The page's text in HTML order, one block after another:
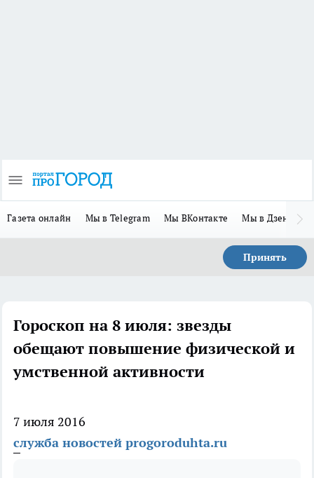
Газета онлайн Мы в Telegram Мы ВКонтакте Мы в Дзене
Принять
Гороскоп на 8 июля: звезды
обещают повышение физической и
умственной активности
7 июля 2016
служба новостей progoroduhta.ru